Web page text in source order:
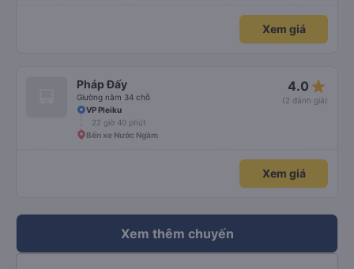
Xem giá
Pháp Đấy
Giường nằm 34 chỗ
4.0 star_rate
(2 đánh giá)
VP Pleiku
22 giờ 40 phút
Bến xe Nước Ngầm
Xem giá
Xem thêm chuyến